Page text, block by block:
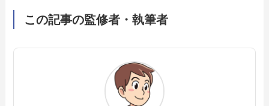
この記事の監修者・執筆者